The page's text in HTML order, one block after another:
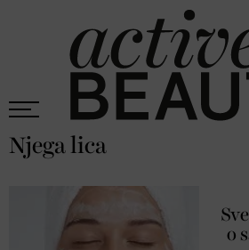
Njega lica
o